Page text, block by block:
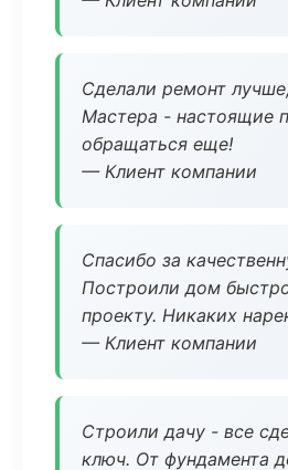
Сделали ремонт
Мастера - настоящие
обращаться еще!
— Клиент компании
Спасибо за
Построили дом
проекту. Никаких
— Клиент компании
Строили дачу - все
ключ. От фундамента